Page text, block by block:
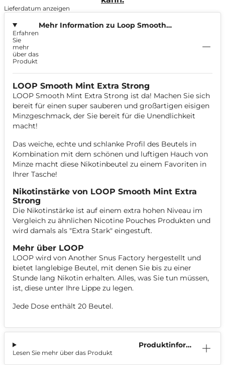
Lieferdatum anzeigen
Mehr Information zu Loop Smooth
Erfahren
Sie
mehr
über das
Produkt
LOOP Smooth Mint Extra Strong
LOOP Smooth Mint Extra Strong ist da! Machen Sie sich
bereit für einen super sauberen und großartigen eisigen
Minzgeschmack, der Sie bereit für die Unendlichkeit
macht!
Das weiche, echte und schlanke Profil des Beutels in
Kombination mit dem schönen und luftigen Hauch von
Minze macht diese Nikotinbeutel zu einem Favoriten in
Ihrer Tasche!
Nikotinstärke von LOOP Smooth Mint Extra
Strong
Die Nikotinstärke ist auf einem extra hohen Niveau im
Vergleich zu ähnlichen Nicotine Pouches Produkten und
wird damals als "Extra Stark" eingestuft.
Mehr über LOOP
LOOP wird von Another Snus Factory hergestellt und
bietet langlebige Beutel, mit denen Sie bis zu einer
Stunde lang Nikotin erhalten. Alles, was Sie tun müssen,
ist, diese unter Ihre Lippe zu legen.
Jede Dose enthält 20 Beutel.
Produktinform
Lesen Sie mehr über das Produkt